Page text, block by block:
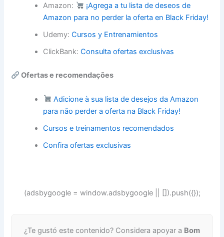
Amazon:
¡Agrega a tu lista de deseos de
Amazon para no perder la oferta en Black Friday!
Udemy:Cursos y Entrenamientos
ClickBank:Consulta ofertas exclusivas
Ofertas e recomendações
Adicione à sua lista de desejos da Amazon
para não perder a oferta na Black Friday!
Cursos e treinamentos recomendados
Confira ofertas exclusivas
(adsbygoogle = window.adsbygoogle || []).push({});
¿Te gustó este contenido? Considera apoyar a Bom